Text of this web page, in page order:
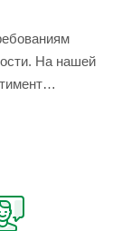
На нашей